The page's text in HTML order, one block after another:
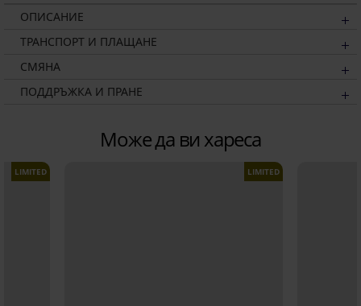
ОПИСАНИЕ
ТРАНСПОРТ И ПЛАЩАНЕ
СМЯНА
ПОДДРЪЖКА И ПРАНЕ
Може да ви хареса
LIMITED LIMITED